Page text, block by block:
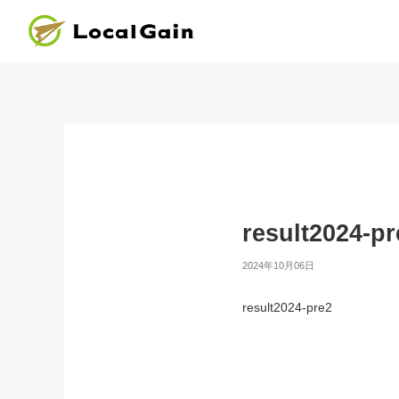
result2024-
2024年10月06日
result2024-pre2